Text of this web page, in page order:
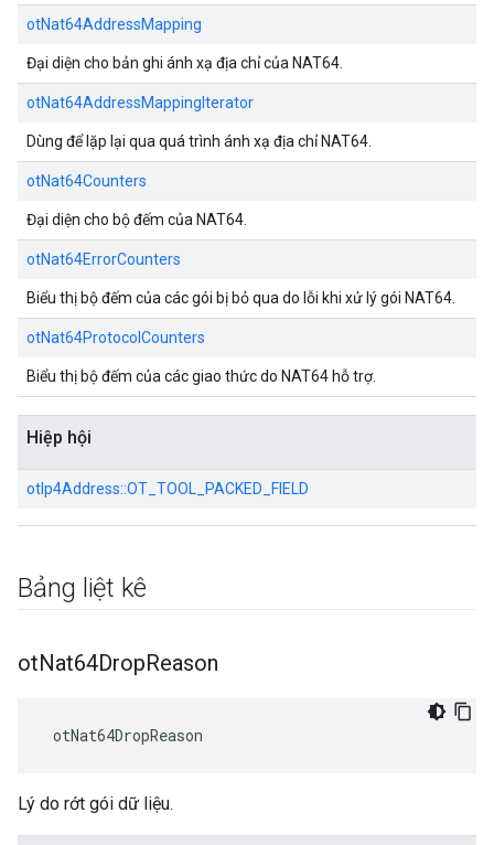
otNat64AddressMapping
Đại diện cho bản ghi ánh xạ địa chỉ của NAT64.
otNat64AddressMappingIterator
Dùng để lặp lại qua quá trình ánh xạ địa chỉ NAT64.
otNat64Counters
Đại diện cho bộ đếm của NAT64.
otNat64ErrorCounters
Biểu thị bộ đếm của các gói bị bỏ qua do lỗi khi xử lý gói NAT64.
otNat64ProtocolCounters
Biểu thị bộ đếm của các giao thức do NAT64 hỗ trợ.
Hiệp hội
otIp4Address::OT_TOOL_PACKED_FIELD
Bảng liệt kê
otNat64DropReason
otNat64DropReason
Lý do rớt gói dữ liệu.